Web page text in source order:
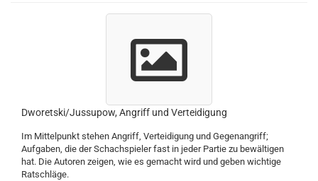
Dworetski/Jussupow, Angriff und Verteidigung
Im Mittelpunkt stehen Angriff, Verteidigung und Gegenangriff;
Aufgaben, die der Schachspieler fast in jeder Partie zu bewältigen
hat. Die Autoren zeigen, wie es gemacht wird und geben wichtige
Ratschläge.